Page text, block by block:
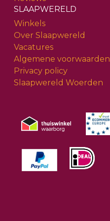
SLAAPWERELD
Winkels
Over Slaapwereld
Vacatures
Algemene voorwaarden
Privacy policy
Slaapwereld Woerden